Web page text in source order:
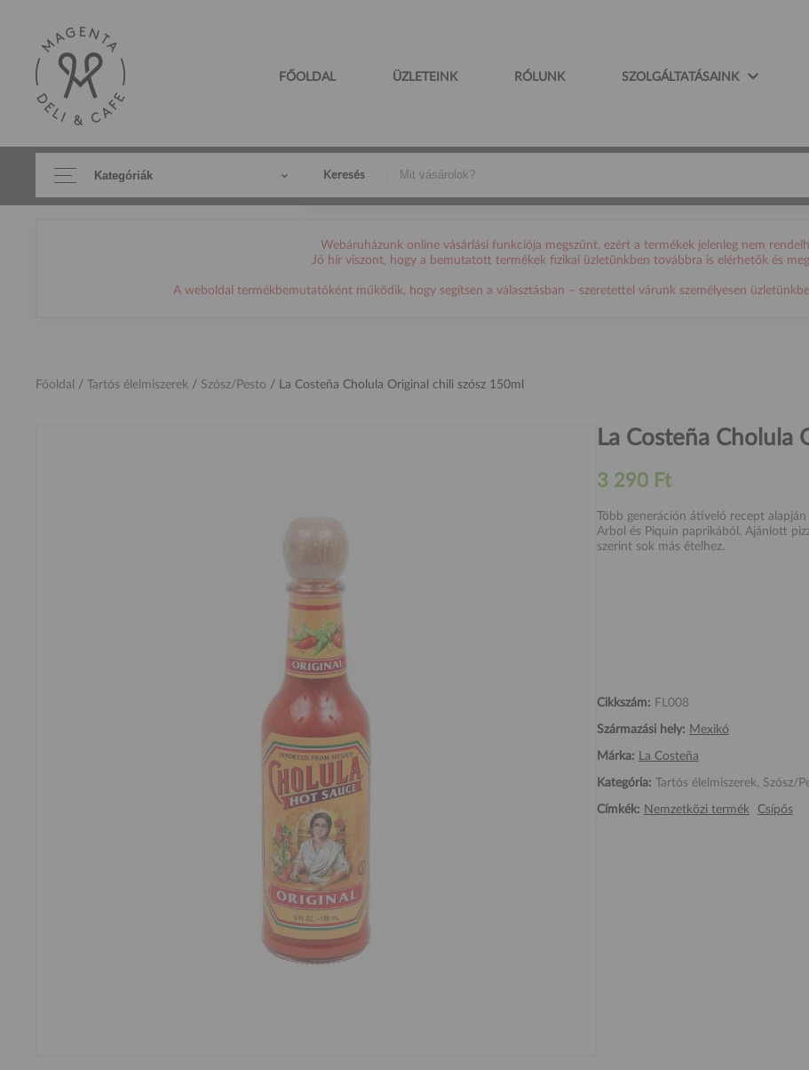
FŐOLDAL ÜZLETEINK RÓLUNK SZOLGÁLTATÁSAINK
Kategóriák Keresés
Webáruházunk online vásárlási funkciója megszűnt, ezért a termékek jelenleg nem
Jó hír viszont, hogy a bemutatott termékek fizikai üzletünkben továbbra is elérhetők és
A weboldal termékbemutatóként működik, hogy segítsen a választásban – szeretettel várunk személyesen
Főoldal / Tartós élelmiszerek / Szósz/Pesto / La Costeña Cholula Original chili szósz 150ml
La Costeña Cholula
3 290 Ft
Több generáción átívelő recept
Arbol és Piquin paprikából. Ajánlott
szerint sok más ételhez.
Cikkszám: FL008
Származási hely: Mexikó
Márka: La Costeña
Kategória: Tartós élelmiszerek, Szósz/
Címkék: Nemzetközi termék Csípős